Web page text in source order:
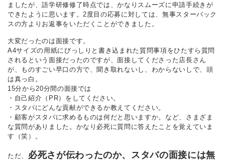
ましたが、語学研修修了時点では、かなりスムーズに申請手続きが
できたように思います。2度目の応募に対しては、無事スターバック
スの方よりお返事をいただくことができました。
大変だったのは面接です。
A4サイズの用紙にびっしりと書き込まれた質問事項をひたすら質問
されるという面接だったのですが、面接してくださった店長さん
が、ものすごい早口の方で、聞き取れないし、わからないしで、頭
は真っ白。
15分から20分間の面接では
・自己紹介（PR）をしてください。
・スタバにどんな貢献ができるか教えてください。
・顧客がスタバに求めるものは何だと思いますか。など、さまざま
な質問がありました。かなり必死に質問に答えたことを覚えていま
す（笑）。
ただ、 必死さが伝わったのか、スタバの面接には無